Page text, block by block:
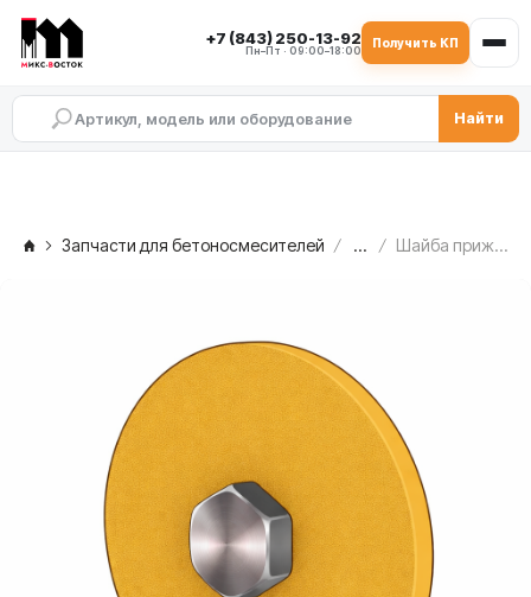
+7 (843) 250-13-92
Пн–Пт · 09:00–18:00
Получить КП
Найти
Запчасти для бетоносмесителей ... Шайба прижимная MEKA MB 1.0 — со стороны редуктора, 1004064